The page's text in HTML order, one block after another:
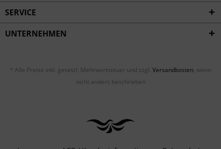
SERVICE
UNTERNEHMEN
* Alle Preise inkl. gesetzl. Mehrwertsteuer und zzgl. Versandkosten, wenn
nicht anders beschrieben